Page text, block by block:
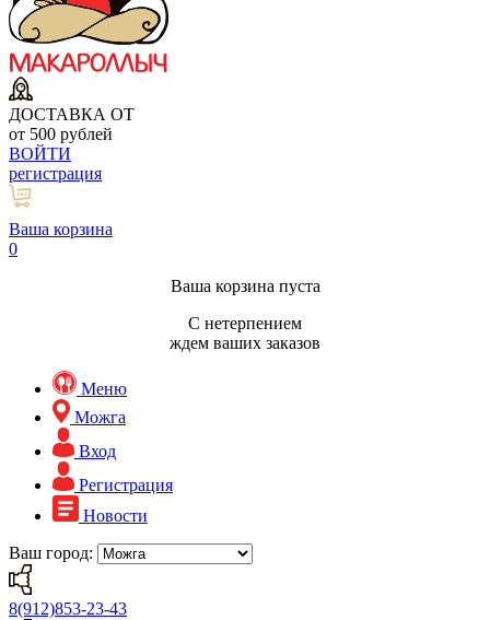
ДОСТАВКА ОТ
от 500 рублей
ВОЙТИ
регистрация
Ваша корзина
0
Ваша корзина пуста
С нетерпением
ждем ваших заказов
Меню
Можга
Вход
Регистрация
Новости
Ваш город:
8(912)853-23-43